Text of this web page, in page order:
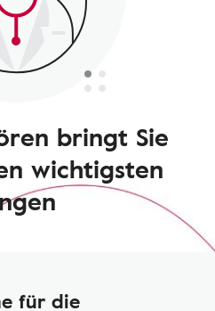
bringt Sie
wichtigsten
für die